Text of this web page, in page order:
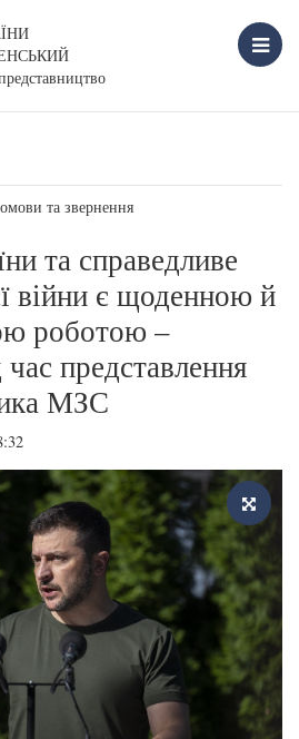
та звернення
та справедливе
війни є щоденною й
роботою –
представлення
МЗС